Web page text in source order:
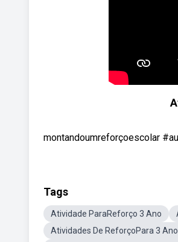
montandoumreforçoescolar
Tags
Atividade ParaReforço 3 Ano
Atividades De ReforçoPara 3